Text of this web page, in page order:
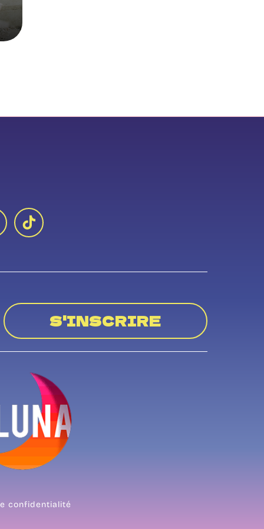
S'INSCRIRE
confidentialité